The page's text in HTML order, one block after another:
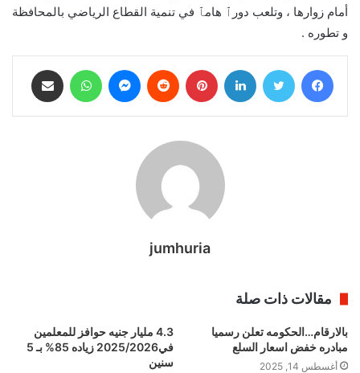
أمام زوارها ، وتلعب دورٱ هامٱ في تنمية القطاع الرياضي بالمحافظة
و تطوره .
فيسبوك تويتر لينكدإن بينتيريست ماسنجر واتساب
jumhuria
مقالات ذات صلة
بالارقام…الحكومه تعلن رسميا
مبادره خفض اسعار السلع
أغسطس 14, 2025
4.3 مليار جنيه حوافز للمعلمين
في2025/2026 زياده 85% بـ 5
سنين